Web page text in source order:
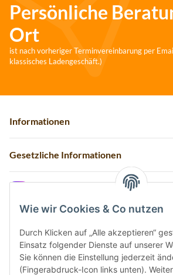
Wie wir Cookies & Co nutzen
Durch Klicken auf „Alle akzeptieren“
Einsatz folgender Dienste auf unserer
Sie können die Einstellung jederzeit
(Fingerabdruck-Icon links unten).
Persönliche
Ort
ist nach vorheriger Terminvereinbarung per
klassisches Ladengeschäft.)
Informationen
Gesetzliche Informationen
Vertrag widerrufen
Sicher bezahlen via: